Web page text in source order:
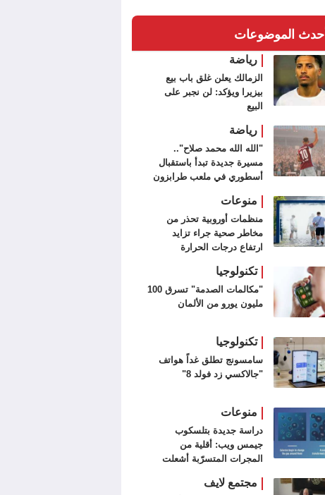
أحدث الموضوعات
رياضة
الزمالك يعلن غلق باب بيع
بيزيرا ويؤكد: لن نجبر على
البيع
رياضة
"الله الله محمد صلاح"..
مسيرة جديدة تبدأ باستقبال
أسطوري في ملعب طرابزون
منوعات
منظمات أوروبية تحذر من
مخاطر صحية جراء تزايد
ارتفاع درجات الحرارة
تكنولوجيا
"مكالمات الصدمة" تسرق 100
مليون يورو من الألمان
تكنولوجيا
سامسونج تطلق غداً هواتف
"جالاكسي زد فولد 8"
منوعات
دراسة جديدة بتلسكوب
جيمس ويب: أقلية من
المجرات المتسرّبة أشعلت
مجتمع لايف